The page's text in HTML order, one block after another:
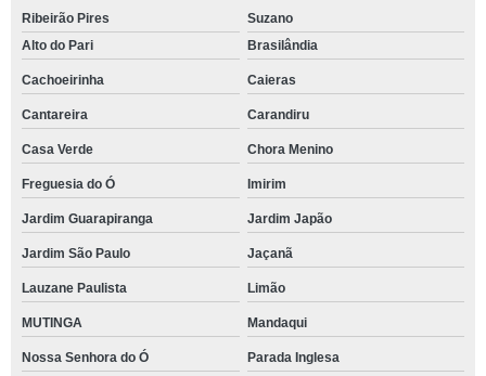
Ribeirão Pires
Suzano
Alto do Pari
Brasilândia
Cachoeirinha Caieras
Cantareira Carandiru
Casa Verde Chora Menino
Freguesia do Ó Imirim
Jardim Guarapiranga Jardim Japão
Jardim São Paulo Jaçanã
Lauzane Paulista Limão
MUTINGA Mandaqui
Nossa Senhora do Ó Parada Inglesa